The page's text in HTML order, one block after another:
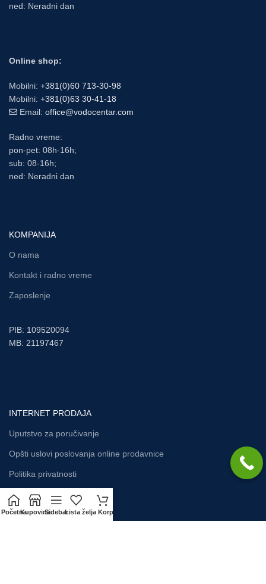
ned: Neradni dan
Online shop:
Mobilni: +381(0)60 713-30-98
Mobilni: +381(0)63 30-41-18
Email: office@vodocentar.com
Radno vreme:
pon-pet: 08h-16h;
sub: 08-16h;
ned: Neradni dan
KOMPANIJA
O nama
Kontakt i radno vreme
Zaposlenje
PIB: 109520094
MB: 21197467
INTERNET PRODAJA
Uputstvo za poručivanje
Opšti uslovi poslovanja online prodavnice
Politika privatnosti
PočetnaKupovinaSidebarLista želja Korpa